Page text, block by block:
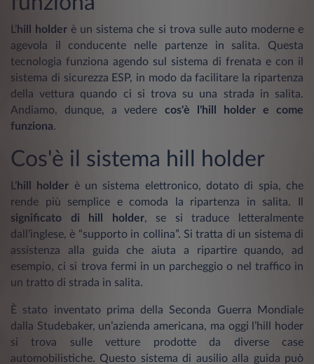
L’hill holder è un sistema che si trova sulle auto moderne e
agevola il conducente nelle partenze in salita. Questa
tecnologia funziona agendo sul sistema di frenata e con il
sistema di sicurezza ESP, in modo da facilitare la ripartenza
della vettura quando ci si trova su una strada in salita.
Andiamo, dunque, a vedere cos'è l'hill holder e come
funziona.
Cos'è il sistema hill holder
L’hill holder è un sistema elettronico, dotato di spia, che
rende più semplice e comoda la ripartenza in salita. Il
significato di hill holder, se si traduce letteralmente
dall’inglese, è “supporto in collina”. Si tratta di un sistema di
assistenza alla guida che aiuta a ripartire quando, ad
esempio, ci si trova fermi in un parcheggio o nel traffico in
un tratto di strada in salita.
È stato inventato prima della Seconda Guerra Mondiale
dalla Studebaker, un’azienda americana, ma oggi l’hill hoder
si trova sulle vetture prodotte da diverse case
automobilistiche. Questo sistema di ausilio alla guida può